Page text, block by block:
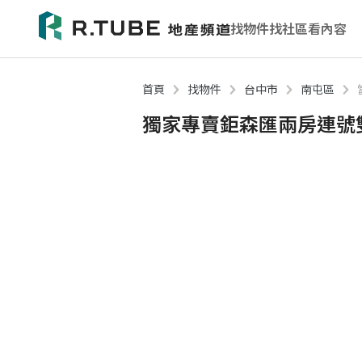
找物件找社區看內容
首頁 找物件 台中市 南屯區
獨家專賣鉅森匯兩房連號